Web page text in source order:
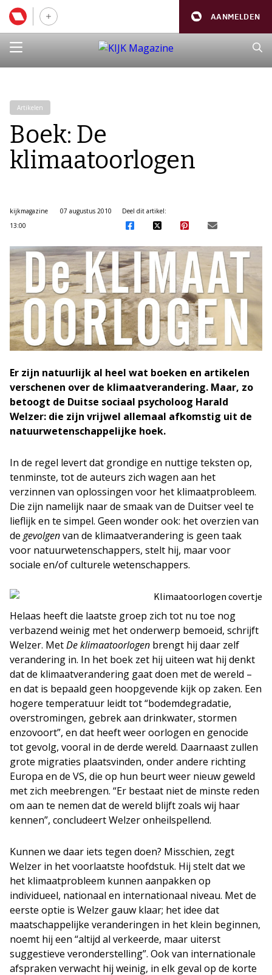
AANMELDEN
Artikelen
Boek: De
klimaatoorlogen
kijkmagazine
07 augustus 2010
13:00
Deel dit artikel:
Er zijn natuurlijk al heel wat boeken en artikelen
verschenen over de klimaatverandering. Maar, zo
betoogt de Duitse sociaal psycholoog Harald
Welzer: die zijn vrijwel allemaal afkomstig uit de
natuurwetenschappelijke hoek.
In de regel levert dat grondige en nuttige teksten op,
tenminste, tot de auteurs zich wagen aan het
verzinnen van oplossingen voor het klimaatprobleem.
Die zijn namelijk naar de smaak van de Duitser veel te
lieflijk en te simpel. Geen wonder ook: het overzien van
de gevolgenvan de klimaatverandering is geen taak
voor natuurwetenschappers, stelt hij, maar voor
sociale en/of culturele wetenschappers.
Helaas heeft die laatste groep zich tot nu toe nog
verbazend weinig met het onderwerp bemoeid, schrijft
Welzer. MetDe klimaatoorlogen brengt hij daar zelf
verandering in. In het boek zet hij uiteen wat hij denkt
dat de klimaatverandering gaat doen met de wereld –
en dat is bepaald geen hoopgevende kijk op zaken. Een
hogere temperatuur leidt tot “bodemdegradatie,
overstromingen, gebrek aan drinkwater, stormen
enzovoort”, en dat heeft weer oorlogen en genocide
tot gevolg, vooral in de derde wereld. Daarnaast zullen
grote migraties plaatsvinden, onder andere richting
Europa en de VS, die op hun beurt weer nieuw geweld
met zich meebrengen. “Er bestaat niet de minste reden
om aan te nemen dat de wereld blijft zoals wij haar
kennen”, concludeert Welzer onheilspellend.
Kunnen we daar iets tegen doen? Misschien, zegt
Welzer in het voorlaatste hoofdstuk. Hij stelt dat we
het klimaatprobleem kunnen aanpakken op
individueel, nationaal en internationaal niveau. Met de
eerste optie is Welzer gauw klaar; het idee dat
maatschappelijke veranderingen in het klein beginnen,
noemt hij een “altijd al verkeerde, maar uiterst
suggestieve veronderstelling”. Ook van internationale
afspraken verwacht hij weinig, in elk geval op de korte